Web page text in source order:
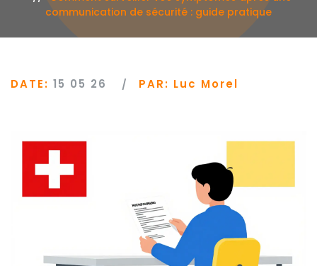
communication de sécurité : guide pratique
DATE: 15 05 26 PAR: Luc Morel